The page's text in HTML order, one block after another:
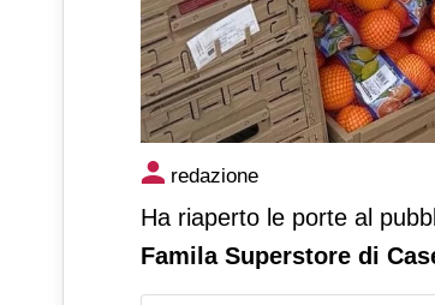
Il Famila Superstore
del Gruppo
redazione
Ha riaperto le porte al
Famila Superstore di